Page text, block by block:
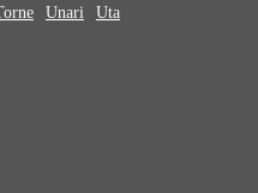
Unari Uta